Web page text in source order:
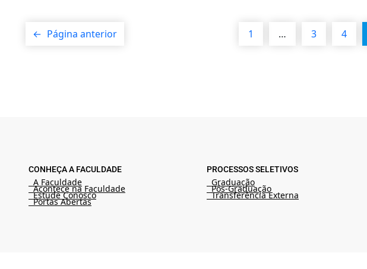
← Página anterior 1 … 3 4
CONHEÇA A FACULDADE
A Faculdade
Acontece na Faculdade
Estude Conosco
Portas Abertas
PROCESSOS SELETIVOS
Graduação
Pós-Graduação
Transferência Externa